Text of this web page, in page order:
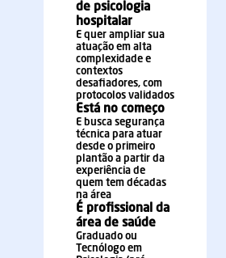
de psicologia
hospitalar
E quer ampliar sua
atuação em alta
complexidade e
contextos
desafiadores, com
protocolos validados
Está no começo
E busca segurança
técnica para atuar
desde o primeiro
plantão a partir da
experiência de
quem tem décadas
na área
É profissional da
área de saúde
Graduado ou
Tecnólogo em